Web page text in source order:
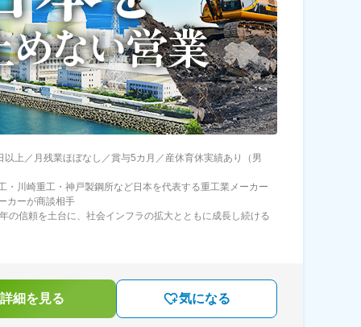
以上／月残業ほぼなし／賞与5カ月／産休育休実績あり（男
・川崎重工・神戸製鋼所など日本を代表する重工業メーカー
カーが商談相手
の信頼を土台に、社会インフラの拡大とともに成長し続ける
細を見る 気になる